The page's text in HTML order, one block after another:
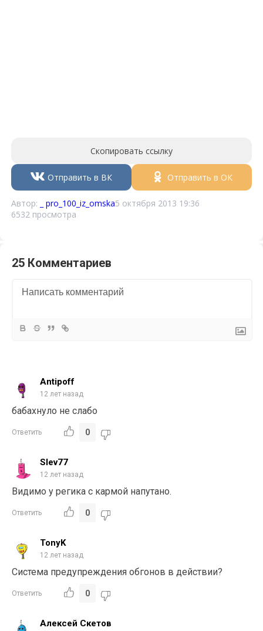
Скопировать ссылку
Отправить в ВК Отправить в ОК
Автор: _ pro_100_iz_omska5 октября 2013 19:36
6532 просмотра
25 Комментариев
Antipoff
12 лет назад
бабахнуло не слабо
Ответить 0
Slev77
12 лет назад
Видимо у регика с кармой напутано.
Ответить 0
TonyK
12 лет назад
Система предупреждения обгонов в действии?
Ответить 0
Алексей Скетов